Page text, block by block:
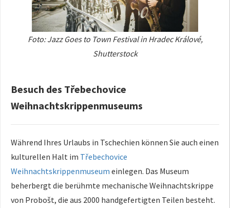
Foto: Jazz Goes to Town Festival in Hradec Králové,
Shutterstock
Besuch des Třebechovice
Weihnachtskrippenmuseums
Während Ihres Urlaubs in Tschechien können Sie auch einen
kulturellen Halt im Třebechovice
Weihnachtskrippenmuseum einlegen. Das Museum
beherbergt die berühmte mechanische Weihnachtskrippe
von Probošt, die aus 2000 handgefertigten Teilen besteht.